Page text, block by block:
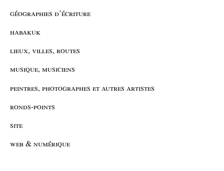
géographies d’écriture
habakuk
lieux, villes, routes
musique, musiciens
peintres, photographes et autres artistes
ronds-points
site
web & numérique